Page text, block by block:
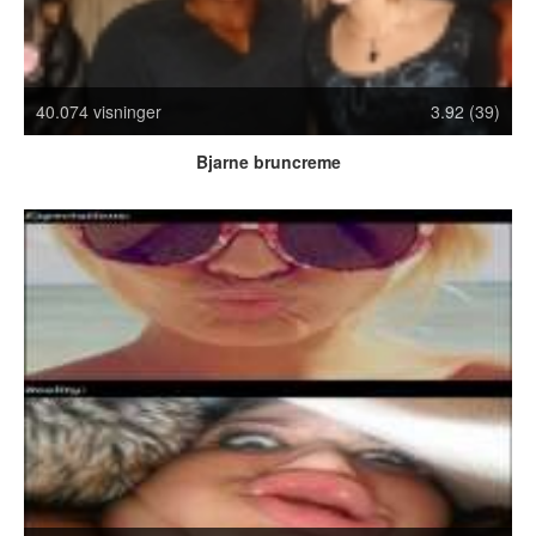
Crazy Stuff
Dyr
Facebook mm.
Illusioner
Mennesker
Nasty Shit!
Owned & Fail!
Rage Face
SMS & Autocorrect
Tattoos
Tegninger
Bedst bedømte
Flest visninger
Mest delte
Mest omtalte
40.074 visninger 3.92 (39)
Bjarne bruncreme